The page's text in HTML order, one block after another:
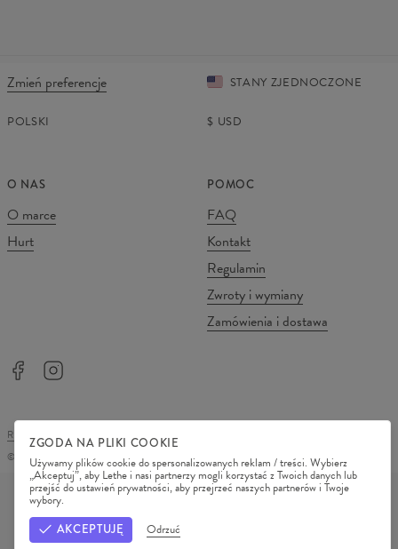
Zmień preferencje STANY ZJEDNOCZONE
POLSKI $ USD
O NAS
O marce
Hurt
POMOC
FAQ
Kontakt
Regulamin
Zwroty i wymiany
Zamówienia i dostawa
REGULAMIN SKLEPU
POLITYKA PRYWATNOŚCI
©
2026 Change Into Colours
ZGODA NA PLIKI COOKIE
Używamy plików cookie do spersonalizowanych reklam / treści. Wybierz
„Akceptuj”, aby Lethe i nasi partnerzy mogli korzystać z Twoich danych lub
przejść do ustawień prywatności, aby przejrzeć naszych partnerów i Twoje
wybory.
AKCEPTUJĘ Odrzuć
METODY PŁATNOŚCI
NASI PARTNERZY